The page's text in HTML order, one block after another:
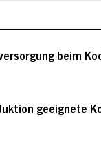
beim
geeignete